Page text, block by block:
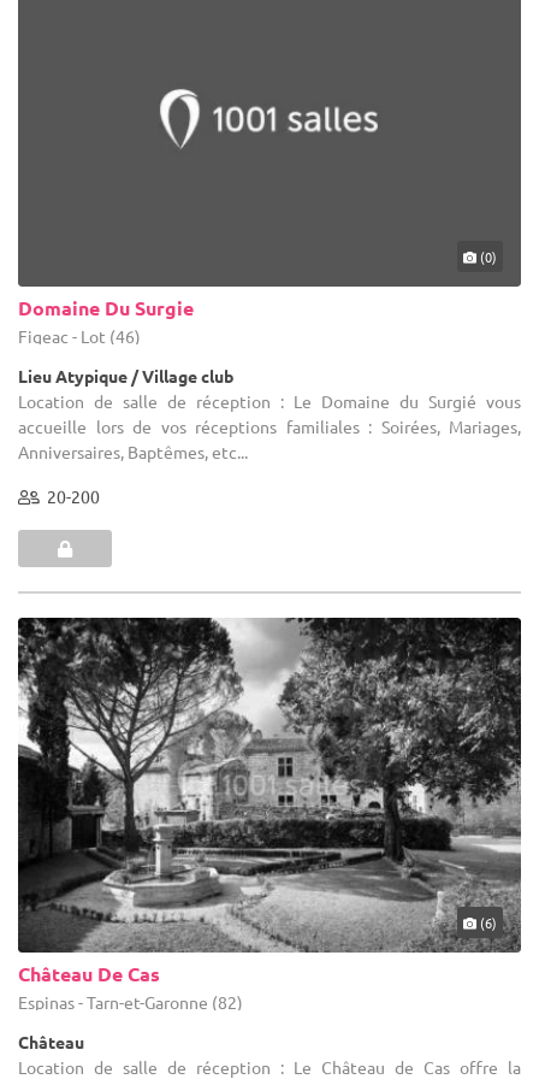
(0)
Domaine Du Surgie
Figeac - Lot (46)
Lieu Atypique / Village club
Location de salle de réception : Le Domaine du Surgié vous
accueille lors de vos réceptions familiales : Soirées, Mariages,
Anniversaires, Baptêmes, etc...
20-200
(6)
Château De Cas
Espinas - Tarn-et-Garonne (82)
Château
Location de salle de réception : Le Château de Cas offre la